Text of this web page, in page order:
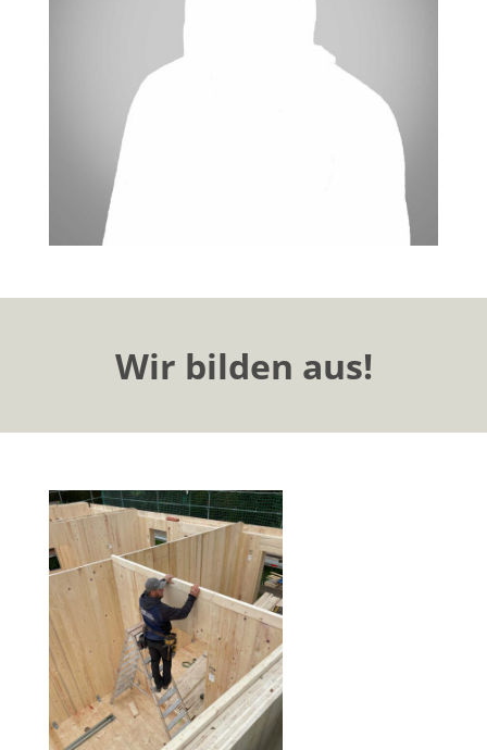
Wir bilden aus!